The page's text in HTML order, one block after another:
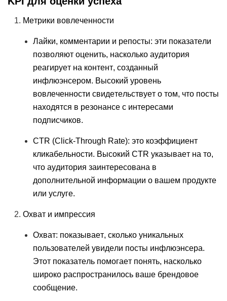
Метрики вовлеченности
Лайки, комментарии и репосты: эти показатели
позволяют оценить, насколько аудитория
реагирует на контент, созданный
инфлюэнсером. Высокий уровень
вовлеченности свидетельствует о том, что посты
находятся в резонансе с интересами
подписчиков.
CTR (Click-Through Rate): это коэффициент
кликабельности. Высокий CTR указывает на то,
что аудитория заинтересована в
дополнительной информации о вашем продукте
или услуге.
Охват и импрессия
Охват: показывает, сколько уникальных
пользователей увидели посты инфлюэнсера.
Этот показатель помогает понять, насколько
широко распространилось ваше брендовое
сообщение.